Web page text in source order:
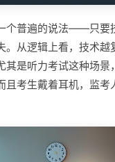
个普遍的说法——只要
。从逻辑上看，技术越
其是听力考试这种场景
且考生戴着耳机，监考